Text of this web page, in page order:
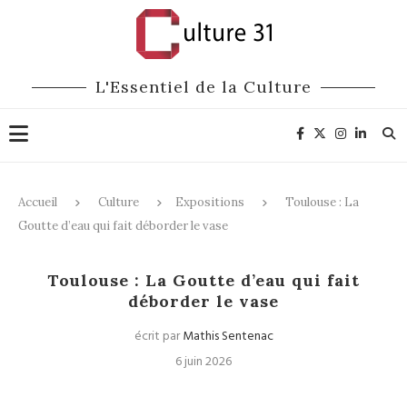
L'Essentiel de la Culture
Accueil Culture Expositions
Toulouse : La
Goutte d’eau qui fait déborder le vase
Toulouse : La Goutte d’eau qui fait
déborder le vase
écrit parMathis Sentenac
6 juin 2026